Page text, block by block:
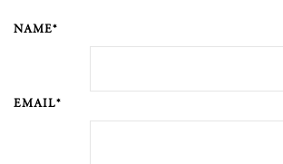
NAME*
EMAIL*